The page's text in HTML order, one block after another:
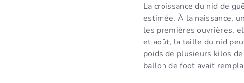
La croissance du nid de
estimée. À la naissance,
les premières ouvrières,
et août, la taille du nid
poids de plusieurs kilos
ballon de foot avait